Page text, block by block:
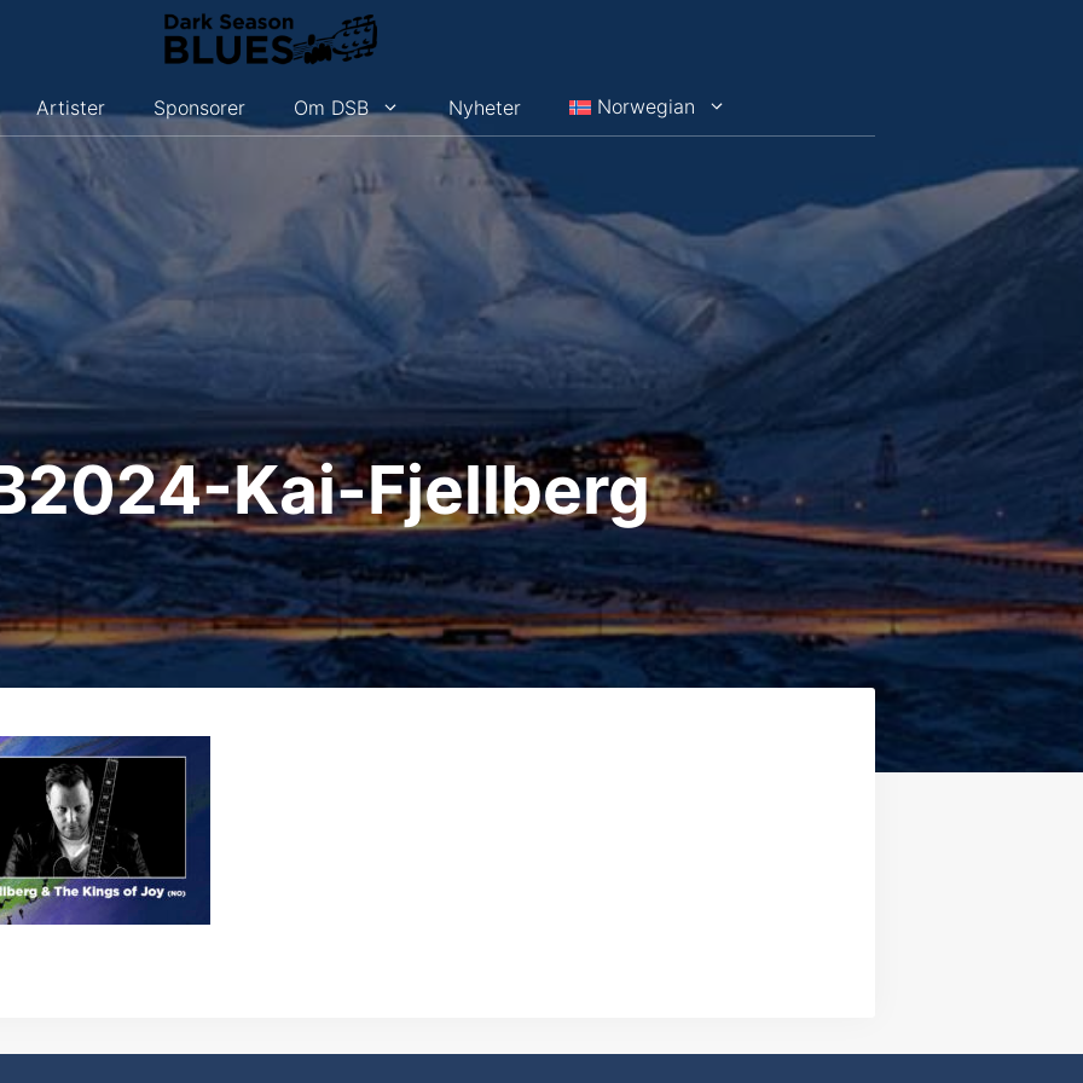
Artister Sponsorer Om DSB Nyheter Norwegian
Kai-Fjellberg